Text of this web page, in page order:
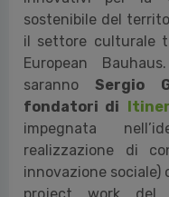
con i videogiochi?
nuovi immaginari,
artistiche e, più in
“PLAYFUL CENTURY”
Il novembreil
innovativi per la
sostenibile del
il settore culturale